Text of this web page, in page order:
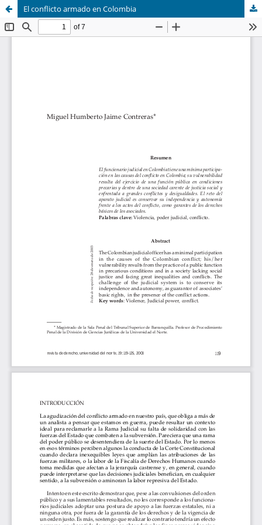
El conflicto armado en Colombia